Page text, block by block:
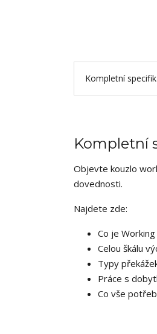
Kompletní
Kompletní
Objevte kouzlo
dovednosti.
Najdete zde:
Co je
Celou škálu
Typy
Práce s
Co vše